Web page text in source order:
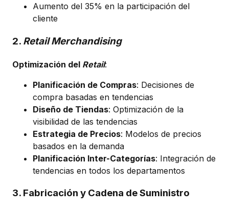
Aumento del 35% en la participación del
cliente
2. Retail Merchandising
Optimización del Retail:
Planificación de Compras: Decisiones de
compra basadas en tendencias
Diseño de Tiendas: Optimización de la
visibilidad de las tendencias
Estrategia de Precios: Modelos de precios
basados en la demanda
Planificación Inter-Categorías: Integración de
tendencias en todos los departamentos
3. Fabricación y Cadena de Suministro